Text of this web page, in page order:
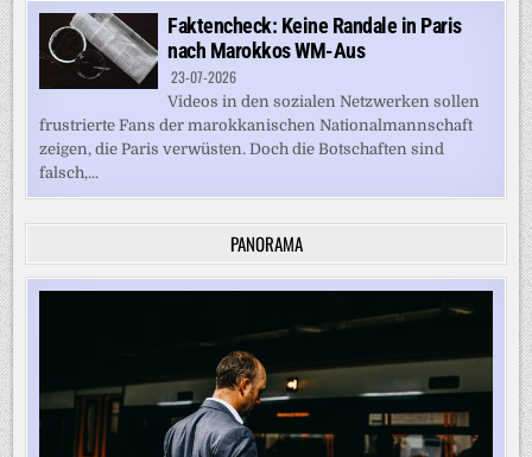
Faktencheck: Keine Randale in Paris
nach Marokkos WM-Aus
23-07-2026
Videos in den sozialen Netzwerken sollen
frustrierte Fans der marokkanischen Nationalmannschaft
zeigen, die Paris verwüsten. Doch die Botschaften sind
falsch,...
PANORAMA